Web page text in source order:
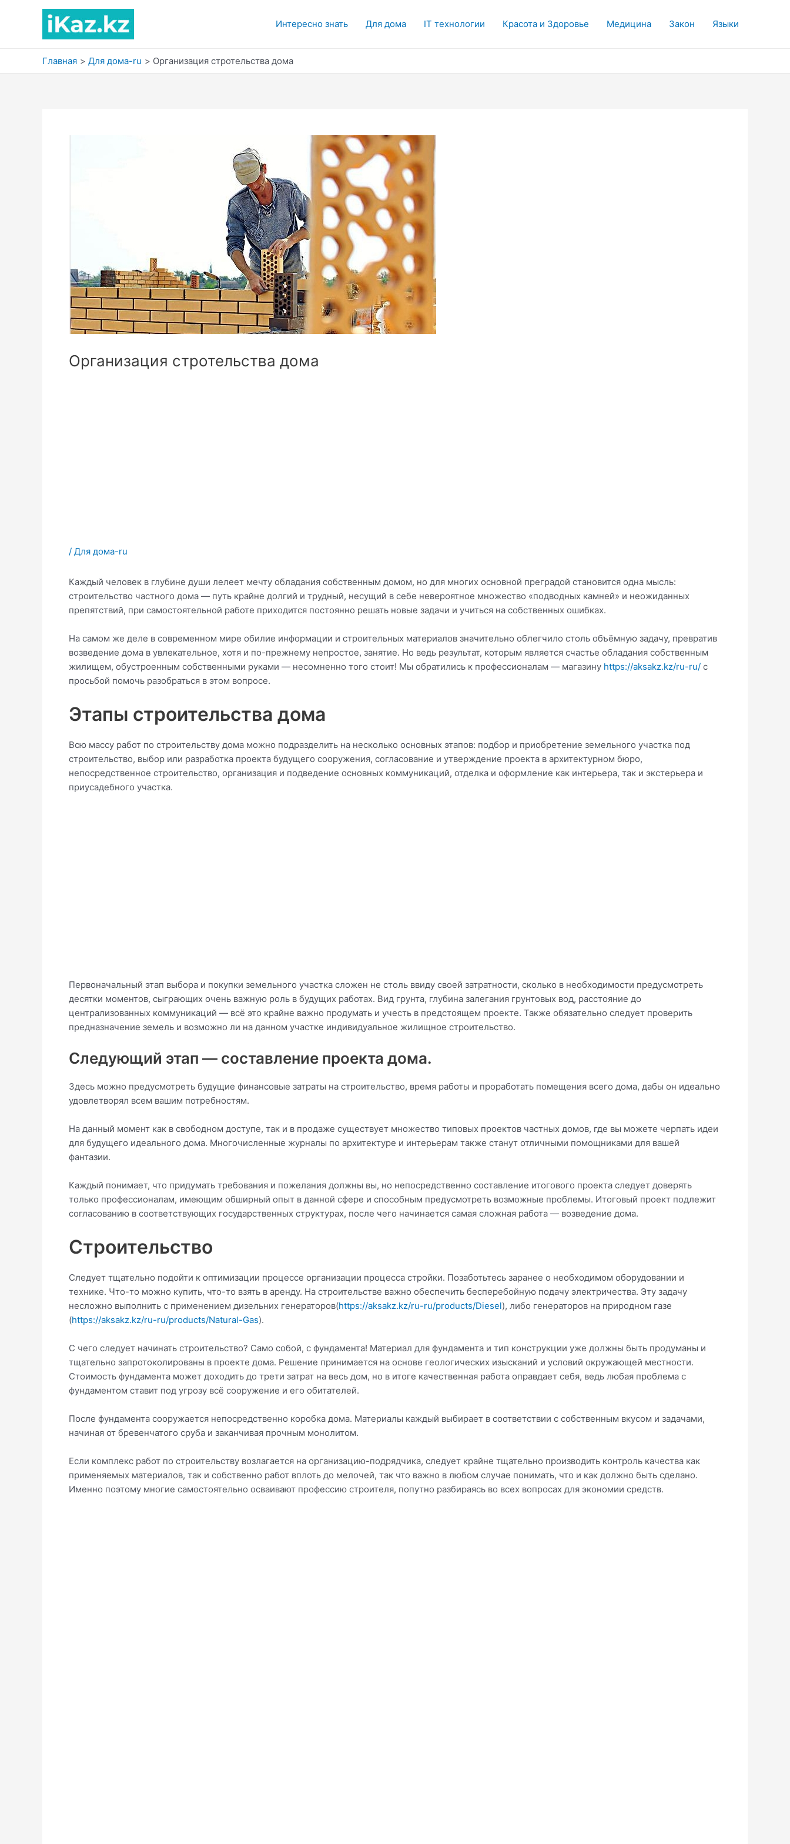
содержимому
Интересно знать Для дома IT технологии Красота и Здоровье Медицина Закон Языки
Главная Для дома-ru Организация стротельства дома
Организация стротельства дома
/ Для дома-ru
Каждый человек в глубине души лелеет мечту обладания собственным домом, но для многих основной преградой становится одна мысль:
строительство частного дома — путь крайне долгий и трудный, несущий в себе невероятное множество «подводных камней» и неожиданных
препятствий, при самостоятельной работе приходится постоянно решать новые задачи и учиться на собственных ошибках.
На самом же деле в современном мире обилие информации и строительных материалов значительно облегчило столь объёмную задачу, превратив
возведение дома в увлекательное, хотя и по-прежнему непростое, занятие. Но ведь результат, которым является счастье обладания собственным
жилищем, обустроенным собственными руками — несомненно того стоит! Мы обратились к профессионалам — магазину https://aksakz.kz/ru-ru/ с
просьбой помочь разобраться в этом вопросе.
Этапы строительства дома
Всю массу работ по строительству дома можно подразделить на несколько основных этапов: подбор и приобретение земельного участка под
строительство, выбор или разработка проекта будущего сооружения, согласование и утверждение проекта в архитектурном бюро,
непосредственное строительство, организация и подведение основных коммуникаций, отделка и оформление как интерьера, так и экстерьера и
приусадебного участка.
Первоначальный этап выбора и покупки земельного участка сложен не столь ввиду своей затратности, сколько в необходимости предусмотреть
десятки моментов, сыграющих очень важную роль в будущих работах. Вид грунта, глубина залегания грунтовых вод, расстояние до
централизованных коммуникаций — всё это крайне важно продумать и учесть в предстоящем проекте. Также обязательно следует проверить
предназначение земель и возможно ли на данном участке индивидуальное жилищное строительство.
Следующий этап — составление проекта дома.
Здесь можно предусмотреть будущие финансовые затраты на строительство, время работы и проработать помещения всего дома, дабы он идеально
удовлетворял всем вашим потребностям.
На данный момент как в свободном доступе, так и в продаже существует множество типовых проектов частных домов, где вы можете черпать идеи
для будущего идеального дома. Многочисленные журналы по архитектуре и интерьерам также станут отличными помощниками для вашей
фантазии.
Каждый понимает, что придумать требования и пожелания должны вы, но непосредственно составление итогового проекта следует доверять
только профессионалам, имеющим обширный опыт в данной сфере и способным предусмотреть возможные проблемы. Итоговый проект подлежит
согласованию в соответствующих государственных структурах, после чего начинается самая сложная работа — возведение дома.
Строительство
Следует тщательно подойти к оптимизации процессе организации процесса стройки. Позаботьтесь заранее о необходимом оборудовании и
технике. Что-то можно купить, что-то взять в аренду. На строительстве важно обеспечить бесперебойную подачу электричества. Эту задачу
несложно выполнить с применением дизельних генераторов(https://aksakz.kz/ru-ru/products/Diesel), либо генераторов на природном газе
(https://aksakz.kz/ru-ru/products/Natural-Gas).
С чего следует начинать строительство? Само собой, с фундамента! Материал для фундамента и тип конструкции уже должны быть продуманы и
тщательно запротоколированы в проекте дома. Решение принимается на основе геологических изысканий и условий окружающей местности.
Стоимость фундамента может доходить до трети затрат на весь дом, но в итоге качественная работа оправдает себя, ведь любая проблема с
фундаментом ставит под угрозу всё сооружение и его обитателей.
После фундамента сооружается непосредственно коробка дома. Материалы каждый выбирает в соответствии с собственным вкусом и задачами,
начиная от бревенчатого сруба и заканчивая прочным монолитом.
Если комплекс работ по строительству возлагается на организацию-подрядчика, следует крайне тщательно производить контроль качества как
применяемых материалов, так и собственно работ вплоть до мелочей, так что важно в любом случае понимать, что и как должно быть сделано.
Именно поэтому многие самостоятельно осваивают профессию строителя, попутно разбираясь во всех вопросах для экономии средств.